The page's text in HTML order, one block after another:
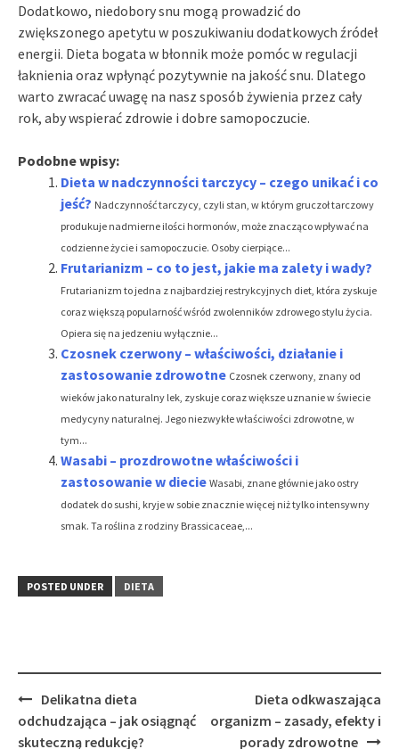
Dodatkowo, niedobory snu mogą prowadzić do
zwiększonego apetytu w poszukiwaniu dodatkowych źródeł
energii. Dieta bogata w błonnik może pomóc w regulacji
łaknienia oraz wpłynąć pozytywnie na jakość snu. Dlatego
warto zwracać uwagę na nasz sposób żywienia przez cały
rok, aby wspierać zdrowie i dobre samopoczucie.
Podobne wpisy:
Dieta w nadczynności tarczycy – czego unikać i co
jeść? Nadczynność tarczycy, czyli stan, w którym gruczoł tarczowy
produkuje nadmierne ilości hormonów, może znacząco wpływać na
codzienne życie i samopoczucie. Osoby cierpiące...
Frutarianizm – co to jest, jakie ma zalety i wady?
Frutarianizm to jedna z najbardziej restrykcyjnych diet, która zyskuje
coraz większą popularność wśród zwolenników zdrowego stylu życia.
Opiera się na jedzeniu wyłącznie...
Czosnek czerwony – właściwości, działanie i
zastosowanie zdrowotne Czosnek czerwony, znany od
wieków jako naturalny lek, zyskuje coraz większe uznanie w świecie
medycyny naturalnej. Jego niezwykłe właściwości zdrowotne, w
tym...
Wasabi – prozdrowotne właściwości i
zastosowanie w diecie Wasabi, znane głównie jako ostry
dodatek do sushi, kryje w sobie znacznie więcej niż tylko intensywny
smak. Ta roślina z rodziny Brassicaceae,...
POSTED UNDER DIETA
Post
navigation
Delikatna dieta
odchudzająca – jak osiągnąć
skuteczną redukcję?
Dieta odkwaszająca
organizm – zasady, efekty i
porady zdrowotne